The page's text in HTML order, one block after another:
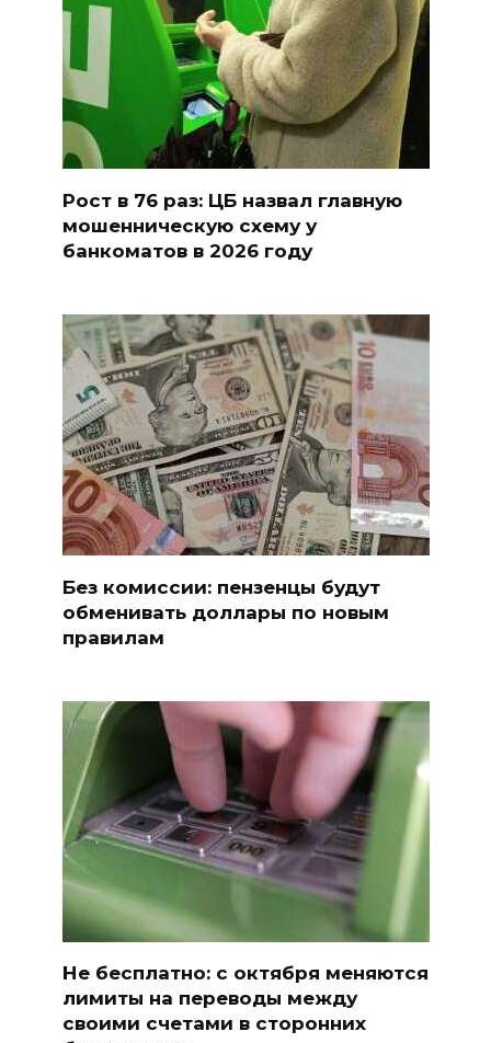
Рост в 76 раз: ЦБ назвал главную
мошенническую схему у
банкоматов в 2026 году
Без комиссии: пензенцы будут
обменивать доллары по новым
правилам
Не бесплатно: с октября меняются
лимиты на переводы между
своими счетами в сторонних